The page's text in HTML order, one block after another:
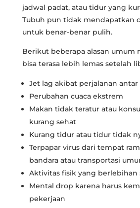
jadwal padat, atau tidur yang
Tubuh pun tidak mendapatkan
untuk benar-benar pulih.
Berikut beberapa alasan umum
bisa terasa lebih lemas setelah
Jet lag akibat perjalanan
Perubahan cuaca ekstrem
Makan tidak teratur atau
kurang sehat
Kurang tidur atau tidur tidak
Terpapar virus dari tempat
bandara atau transportasi
Aktivitas fisik yang berlebihan
Mental drop karena harus
pekerjaan